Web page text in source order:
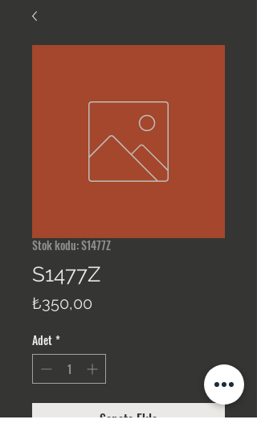
Stok kodu: S1477Z
S1477Z
₺350,00
Adet*
Sepete Ekle